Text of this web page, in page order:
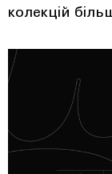
колекцій